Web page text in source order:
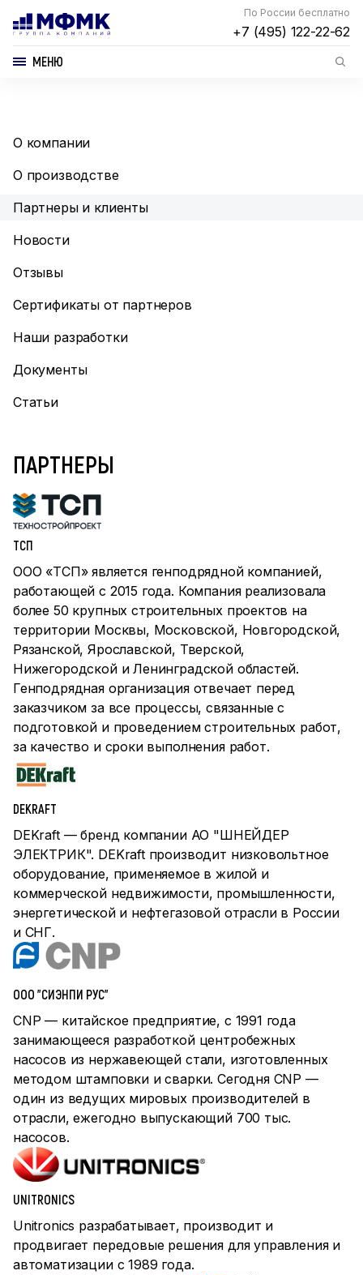
По России бесплатно
+7 (495) 122-22-62
МЕНЮ
О компании
О производстве
Партнеры и клиенты
Новости
Отзывы
Сертификаты от партнеров
Наши разработки
Документы
Статьи
ПАРТНЕРЫ
ТСП
ООО «ТСП» является генподрядной компанией,
работающей с 2015 года. Компания реализовала
более 50 крупных строительных проектов на
территории Москвы, Московской, Новгородской,
Рязанской, Ярославской, Тверской,
Нижегородской и Ленинградской областей.
Генподрядная организация отвечает перед
заказчиком за все процессы, связанные с
подготовкой и проведением строительных работ,
за качество и сроки выполнения работ.
DEKRAFT
DEKraft — бренд компании АО "ШНЕЙДЕР
ЭЛЕКТРИК". DEKraft производит низковольтное
оборудование, применяемое в жилой и
коммерческой недвижимости, промышленности,
энергетической и нефтегазовой отрасли в России
и СНГ.
ООО "СИЭНПИ РУС"
CNP — китайское предприятие, с 1991 года
занимающееся разработкой центробежных
насосов из нержавеющей стали, изготовленных
методом штамповки и сварки. Сегодня CNP —
один из ведущих мировых производителей в
отрасли, ежегодно выпускающий 700 тыс.
насосов.
UNITRONICS
Unitronics разрабатывает, производит и
продвигает передовые решения для управления и
автоматизации с 1989 года.